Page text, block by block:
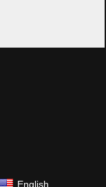
English